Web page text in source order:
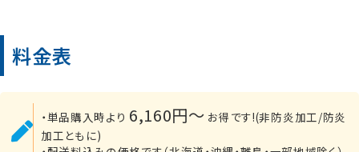
料金表
・単品購入時より 6,160円〜 お得です!(非防炎加工/防炎
加工ともに)